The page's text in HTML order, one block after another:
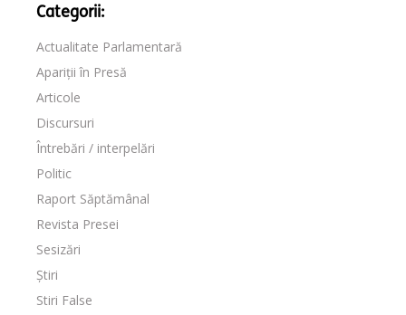
Categorii:
Actualitate Parlamentară
Apariții în Presă
Articole
Discursuri
Întrebări / interpelări
Politic
Raport Săptămânal
Revista Presei
Sesizări
Știri
Stiri False